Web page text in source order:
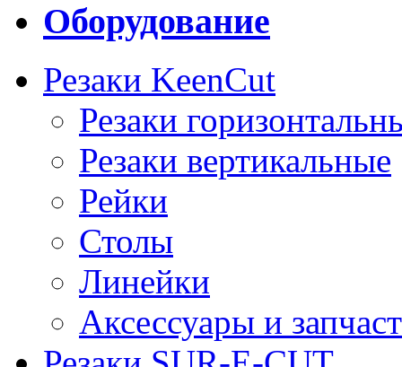
Оборудование
Резаки KeenCut
Резаки
Резаки вертикальные
Рейки
Столы
Линейки
Аксессуары и